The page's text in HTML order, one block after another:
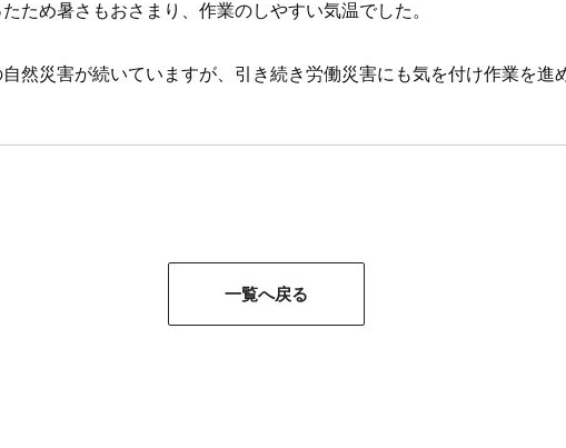
ため暑さもおさまり、作業のしやすい気温でした。
然災害が続いていますが、引き続き労働災害にも気を付け作業を進
一覧へ戻る